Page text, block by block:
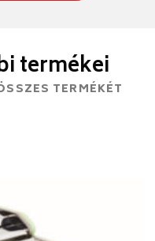
termékei
TERMÉKÉT